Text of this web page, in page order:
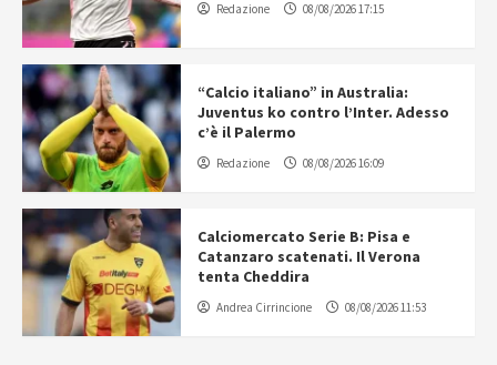
Redazione 08/08/2026 17:15
“Calcio italiano” in Australia:
Juventus ko contro l’Inter. Adesso
c’è il Palermo
Redazione 08/08/2026 16:09
Calciomercato Serie B: Pisa e
Catanzaro scatenati. Il Verona
tenta Cheddira
Andrea Cirrincione 08/08/2026 11:53